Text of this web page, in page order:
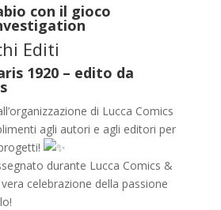
con il gioco
Editi
1920 – edito da
di Lucca Comics
agli autori e agli editori per
durante Lucca Comics &
celebrazione della passione